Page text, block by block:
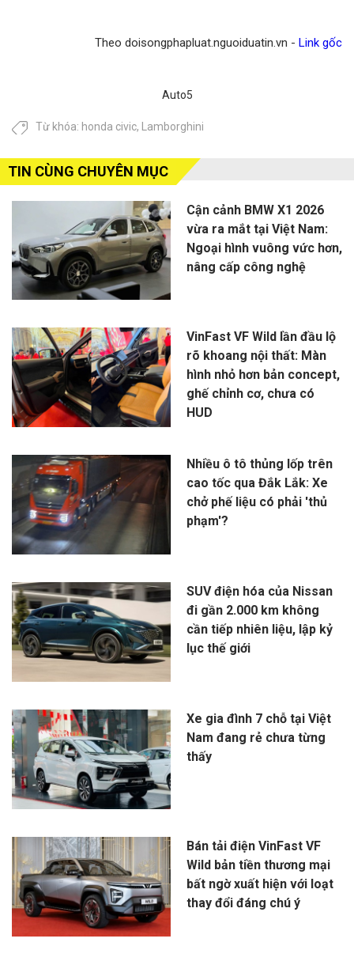
Theo doisongphapluat.nguoiduatin.vn - Link gốc
Auto5
Từ khóa: honda civic, Lamborghini
TIN CÙNG CHUYÊN MỤC
Cận cảnh BMW X1 2026
vừa ra mắt tại Việt Nam:
Ngoại hình vuông vức hơn,
nâng cấp công nghệ
VinFast VF Wild lần đầu lộ
rõ khoang nội thất: Màn
hình nhỏ hơn bản concept,
ghế chỉnh cơ, chưa có
HUD
Nhiều ô tô thủng lốp trên
cao tốc qua Đắk Lắk: Xe
chở phế liệu có phải 'thủ
phạm'?
SUV điện hóa của Nissan
đi gần 2.000 km không
cần tiếp nhiên liệu, lập kỷ
lục thế giới
Xe gia đình 7 chỗ tại Việt
Nam đang rẻ chưa từng
thấy
Bán tải điện VinFast VF
Wild bản tiền thương mại
bất ngờ xuất hiện với loạt
thay đổi đáng chú ý